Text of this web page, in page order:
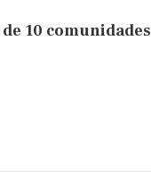
10 comunidades